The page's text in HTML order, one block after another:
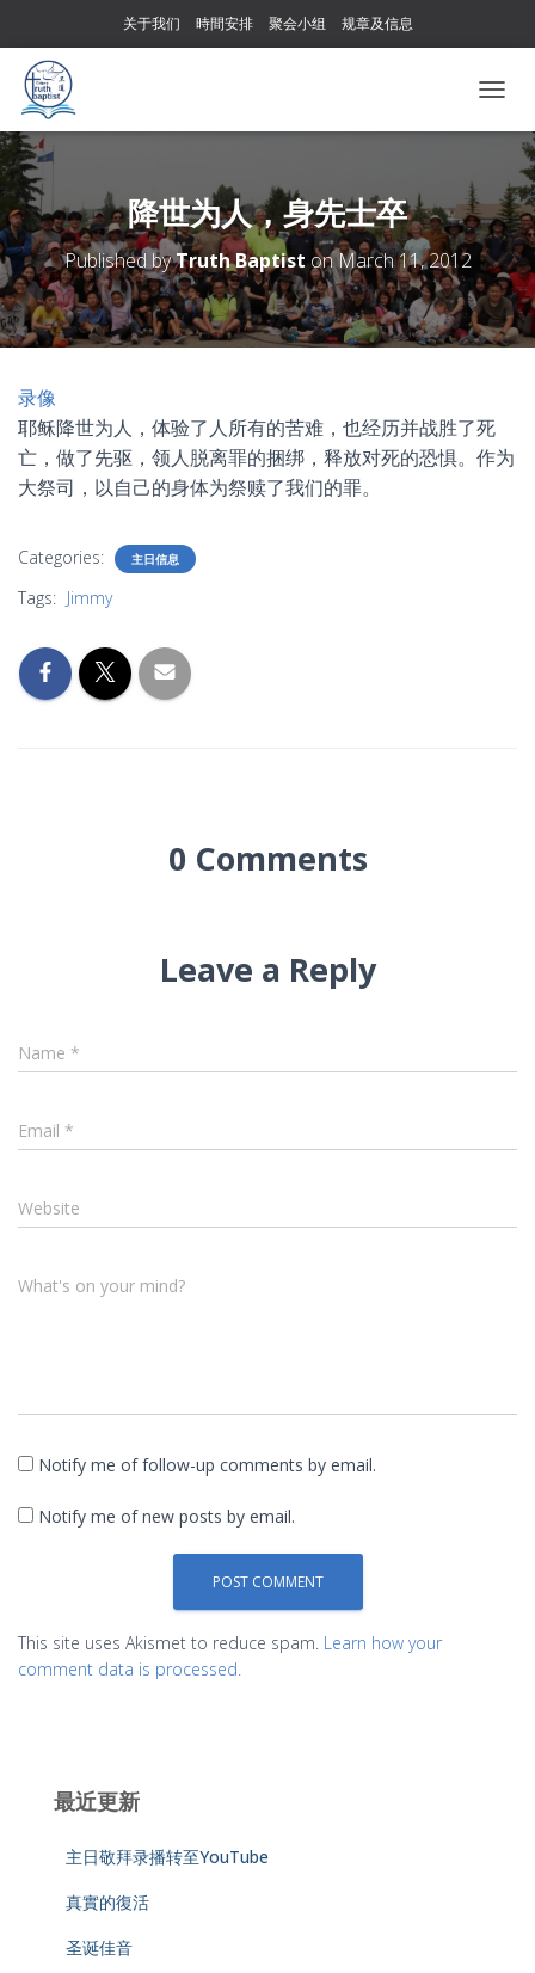
关于我们 時間安排 聚会小组 规章及信息
O
E
N
A
V
I
G
O
N
降世为人，身先士卒
Published byTruth BaptistonMarch 11, 2012
录像
耶稣降世为人，体验了人所有的苦难，也经历并战胜了死
亡，做了先驱，领人脱离罪的捆绑，释放对死的恐惧。作为
大祭司，以自己的身体为祭赎了我们的罪。
Categories: 主日信息
Tags: Jimmy
0 Comments
Leave a Reply
Name *
Email *
Website
What's on your mind?
Notify me of follow-up comments by email.
Notify me of new posts by email.
This site uses Akismet to reduce spam. Learn how your
comment data is processed.
最近更新
主日敬拜录播转至YouTube
真實的復活
圣诞佳音